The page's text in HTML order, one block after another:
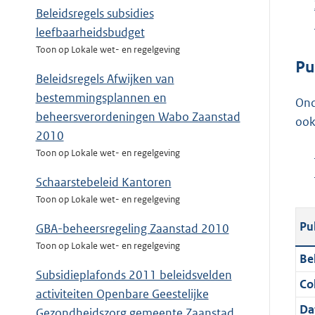
Beleidsregels subsidies
leefbaarheidsbudget
Toon op Lokale wet- en regelgeving
Beleidsregels Afwijken van
bestemmingsplannen en
beheersverordeningen Wabo Zaanstad
2010
Toon op Lokale wet- en regelgeving
Schaarstebeleid Kantoren
Toon op Lokale wet- en regelgeving
GBA-beheersregeling Zaanstad 2010
Toon op Lokale wet- en regelgeving
Subsidieplafonds 2011 beleidsvelden
activiteiten Openbare Geestelijke